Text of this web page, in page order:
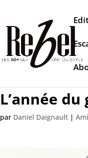
L’année
par Daniel Daignault |